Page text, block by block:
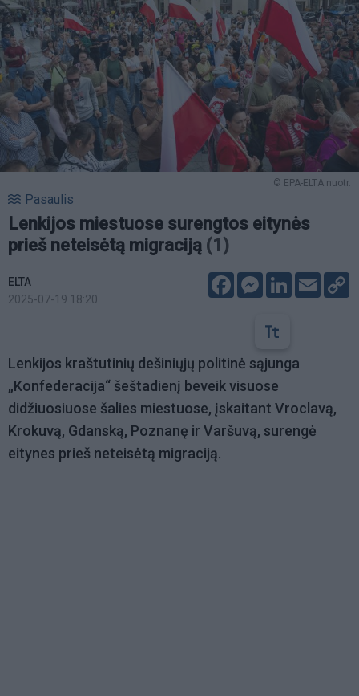
© EPA-ELTA nuotr.
Pasaulis
Lenkijos miestuose surengtos eitynės
prieš neteisėtą migraciją (1)
ELTA
2025-07-19 18:20
FacebookMessenger
LinkedIn
Email
Lenkijos kraštutinių dešiniųjų politinė sąjunga
„Konfederacija“ šeštadienį beveik visuose
didžiuosiuose šalies miestuose, įskaitant Vroclavą,
Krokuvą, Gdanską, Poznanę ir Varšuvą, surengė
eitynes prieš neteisėtą migraciją.